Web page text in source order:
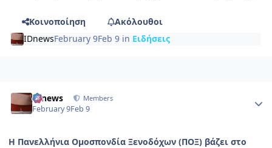
Κοινοποίηση
Ακόλουθοι
IDnewsFebruary 9Feb 9 in Ειδήσεις
IDnews Members
February 9Feb 9
Η Πανελλήνια Ομοσπονδία Ξενοδόχων (ΠΟΞ) βάζει στο